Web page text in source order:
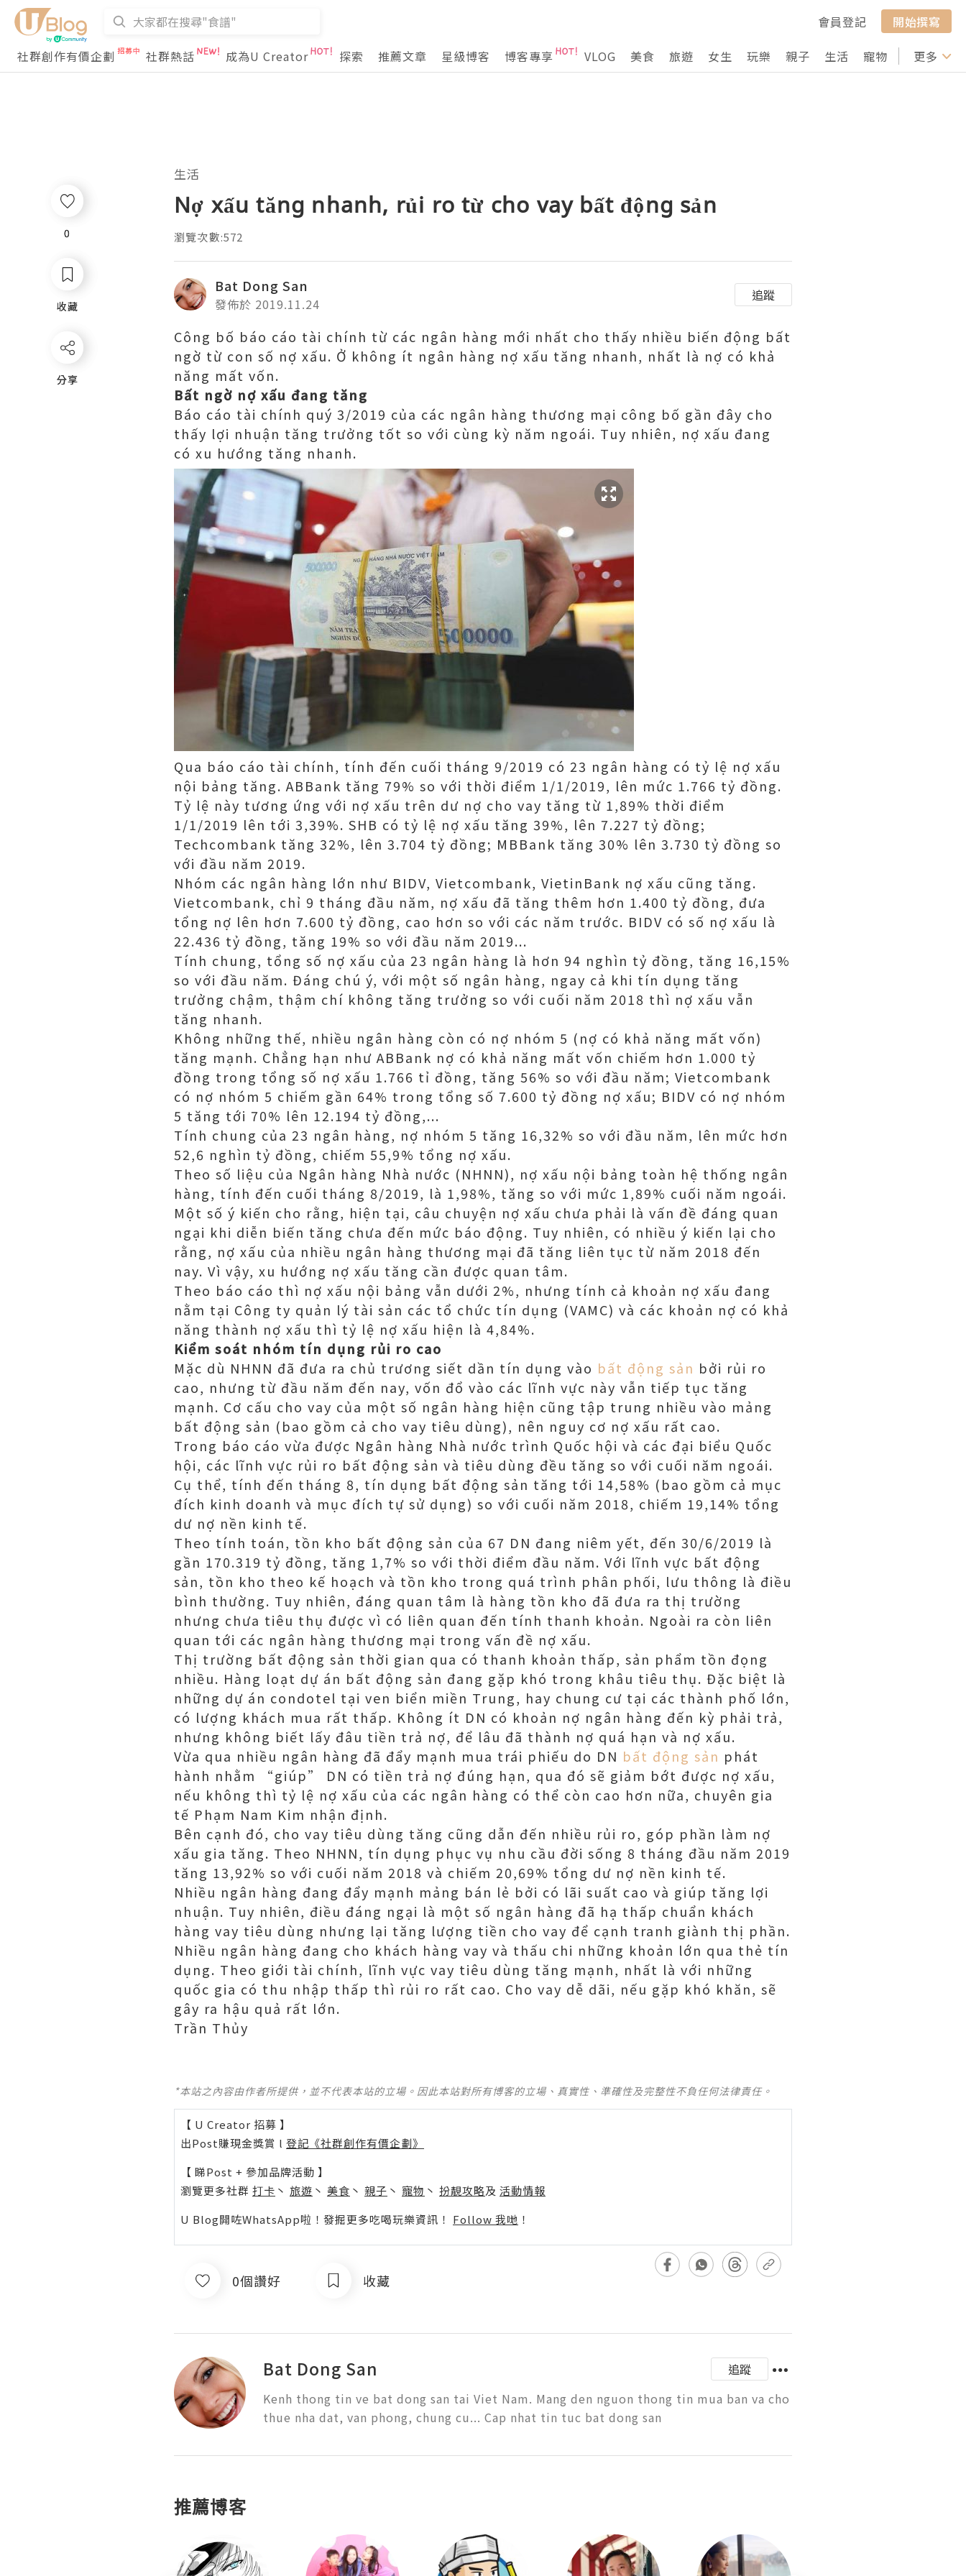
會員登記
開始撰寫
社群創作有價企劃
社群熱話 成為U Creator 探索 推薦文章 星級博客 博客專享 VLOG 美食 旅遊 女生 玩樂 親子 生活 寵物 行山 打卡
更多
0
收藏
分享
生活
Nợ xấu tăng nhanh, rủi ro từ cho vay bất động sản
瀏覽次數:572
Bat Dong San
發佈於 2019.11.24
追蹤
Công bố báo cáo tài chính từ các ngân hàng mới nhất cho thấy nhiều biến động bất
ngờ từ con số nợ xấu. Ở không ít ngân hàng nợ xấu tăng nhanh, nhất là nợ có khả
năng mất vốn.
Bất ngờ nợ xấu đang tăng
Báo cáo tài chính quý 3/2019 của các ngân hàng thương mại công bố gần đây cho
thấy lợi nhuận tăng trưởng tốt so với cùng kỳ năm ngoái. Tuy nhiên, nợ xấu đang
có xu hướng tăng nhanh.
Qua báo cáo tài chính, tính đến cuối tháng 9/2019 có 23 ngân hàng có tỷ lệ nợ xấu
nội bảng tăng. ABBank tăng 79% so với thời điểm 1/1/2019, lên mức 1.766 tỷ đồng.
Tỷ lệ này tương ứng với nợ xấu trên dư nợ cho vay tăng từ 1,89% thời điểm
1/1/2019 lên tới 3,39%. SHB có tỷ lệ nợ xấu tăng 39%, lên 7.227 tỷ đồng;
Techcombank tăng 32%, lên 3.704 tỷ đồng; MBBank tăng 30% lên 3.730 tỷ đồng so
với đầu năm 2019.
Nhóm các ngân hàng lớn như BIDV, Vietcombank, VietinBank nợ xấu cũng tăng.
Vietcombank, chỉ 9 tháng đầu năm, nợ xấu đã tăng thêm hơn 1.400 tỷ đồng, đưa
tổng nợ lên hơn 7.600 tỷ đồng, cao hơn so với các năm trước. BIDV có số nợ xấu là
22.436 tỷ đồng, tăng 19% so với đầu năm 2019...
Tính chung, tổng số nợ xấu của 23 ngân hàng là hơn 94 nghìn tỷ đồng, tăng 16,15%
so với đầu năm. Đáng chú ý, với một số ngân hàng, ngay cả khi tín dụng tăng
trưởng chậm, thậm chí không tăng trưởng so với cuối năm 2018 thì nợ xấu vẫn
tăng nhanh.
Không những thế, nhiều ngân hàng còn có nợ nhóm 5 (nợ có khả năng mất vốn)
tăng mạnh. Chẳng hạn như ABBank nợ có khả năng mất vốn chiếm hơn 1.000 tỷ
đồng trong tổng số nợ xấu 1.766 tỉ đồng, tăng 56% so với đầu năm; Vietcombank
có nợ nhóm 5 chiếm gần 64% trong tổng số 7.600 tỷ đồng nợ xấu; BIDV có nợ nhóm
5 tăng tới 70% lên 12.194 tỷ đồng,...
Tính chung của 23 ngân hàng, nợ nhóm 5 tăng 16,32% so với đầu năm, lên mức hơn
52,6 nghìn tỷ đồng, chiếm 55,9% tổng nợ xấu.
Theo số liệu của Ngân hàng Nhà nước (NHNN), nợ xấu nội bảng toàn hệ thống ngân
hàng, tính đến cuối tháng 8/2019, là 1,98%, tăng so với mức 1,89% cuối năm ngoái.
Một số ý kiến cho rằng, hiện tại, câu chuyện nợ xấu chưa phải là vấn đề đáng quan
ngại khi diễn biến tăng chưa đến mức báo động. Tuy nhiên, có nhiều ý kiến lại cho
rằng, nợ xấu của nhiều ngân hàng thương mại đã tăng liên tục từ năm 2018 đến
nay. Vì vậy, xu hướng nợ xấu tăng cần được quan tâm.
Theo báo cáo thì nợ xấu nội bảng vẫn dưới 2%, nhưng tính cả khoản nợ xấu đang
nằm tại Công ty quản lý tài sản các tổ chức tín dụng (VAMC) và các khoản nợ có khả
năng thành nợ xấu thì tỷ lệ nợ xấu hiện là 4,84%.
Kiểm soát nhóm tín dụng rủi ro cao
Mặc dù NHNN đã đưa ra chủ trương siết dần tín dụng vào bất động sản bởi rủi ro
cao, nhưng từ đầu năm đến nay, vốn đổ vào các lĩnh vực này vẫn tiếp tục tăng
mạnh. Cơ cấu cho vay của một số ngân hàng hiện cũng tập trung nhiều vào mảng
bất động sản (bao gồm cả cho vay tiêu dùng), nên nguy cơ nợ xấu rất cao.
Trong báo cáo vừa được Ngân hàng Nhà nước trình Quốc hội và các đại biểu Quốc
hội, các lĩnh vực rủi ro bất động sản và tiêu dùng đều tăng so với cuối năm ngoái.
Cụ thể, tính đến tháng 8, tín dụng bất động sản tăng tới 14,58% (bao gồm cả mục
đích kinh doanh và mục đích tự sử dụng) so với cuối năm 2018, chiếm 19,14% tổng
dư nợ nền kinh tế.
Theo tính toán, tồn kho bất động sản của 67 DN đang niêm yết, đến 30/6/2019 là
gần 170.319 tỷ đồng, tăng 1,7% so với thời điểm đầu năm. Với lĩnh vực bất động
sản, tồn kho theo kế hoạch và tồn kho trong quá trình phân phối, lưu thông là điều
bình thường. Tuy nhiên, đáng quan tâm là hàng tồn kho đã đưa ra thị trường
nhưng chưa tiêu thụ được vì có liên quan đến tính thanh khoản. Ngoài ra còn liên
quan tới các ngân hàng thương mại trong vấn đề nợ xấu.
Thị trường bất động sản thời gian qua có thanh khoản thấp, sản phẩm tồn đọng
nhiều. Hàng loạt dự án bất động sản đang gặp khó trong khâu tiêu thụ. Đặc biệt là
những dự án condotel tại ven biển miền Trung, hay chung cư tại các thành phố lớn,
có lượng khách mua rất thấp. Không ít DN có khoản nợ ngân hàng đến kỳ phải trả,
nhưng không biết lấy đâu tiền trả nợ, để lâu đã thành nợ quá hạn và nợ xấu.
Vừa qua nhiều ngân hàng đã đẩy mạnh mua trái phiếu do DN bất động sản phát
hành nhằm “giúp” DN có tiền trả nợ đúng hạn, qua đó sẽ giảm bớt được nợ xấu,
nếu không thì tỷ lệ nợ xấu của các ngân hàng có thể còn cao hơn nữa, chuyên gia
tế Phạm Nam Kim nhận định.
Bên cạnh đó, cho vay tiêu dùng tăng cũng dẫn đến nhiều rủi ro, góp phần làm nợ
xấu gia tăng. Theo NHNN, tín dụng phục vụ nhu cầu đời sống 8 tháng đầu năm 2019
tăng 13,92% so với cuối năm 2018 và chiếm 20,69% tổng dư nợ nền kinh tế.
Nhiều ngân hàng đang đẩy mạnh mảng bán lẻ bởi có lãi suất cao và giúp tăng lợi
nhuận. Tuy nhiên, điều đáng ngại là một số ngân hàng đã hạ thấp chuẩn khách
hàng vay tiêu dùng nhưng lại tăng lượng tiền cho vay để cạnh tranh giành thị phần.
Nhiều ngân hàng đang cho khách hàng vay và thấu chi những khoản lớn qua thẻ tín
dụng. Theo giới tài chính, lĩnh vực vay tiêu dùng tăng mạnh, nhất là với những
quốc gia có thu nhập thấp thì rủi ro rất cao. Cho vay dễ dãi, nếu gặp khó khăn, sẽ
gây ra hậu quả rất lớn.
Trần Thủy
*本站之內容由作者所提供，並不代表本站的立場。因此本站對所有博客的立場、真實性、準確性及完整性不負任何法律責任。
【 U Creator 招募 】
出Post賺現金獎賞 l 登記《社群創作有價企劃》
【 睇Post + 參加品牌活動 】
瀏覽更多社群 打卡 丶 旅遊 丶 美食 丶 親子 丶 寵物 丶 扮靚攻略及 活動情報
U Blog開咗WhatsApp啦！發掘更多吃喝玩樂資訊！ Follow 我哋 ！
0個讚好 收藏
Bat Dong San
追蹤
Kenh thong tin ve bat dong san tai Viet Nam. Mang den nguon thong tin mua ban va cho
thue nha dat, van phong, chung cu... Cap nhat tin tuc bat dong san
推薦博客
0
收藏
分享